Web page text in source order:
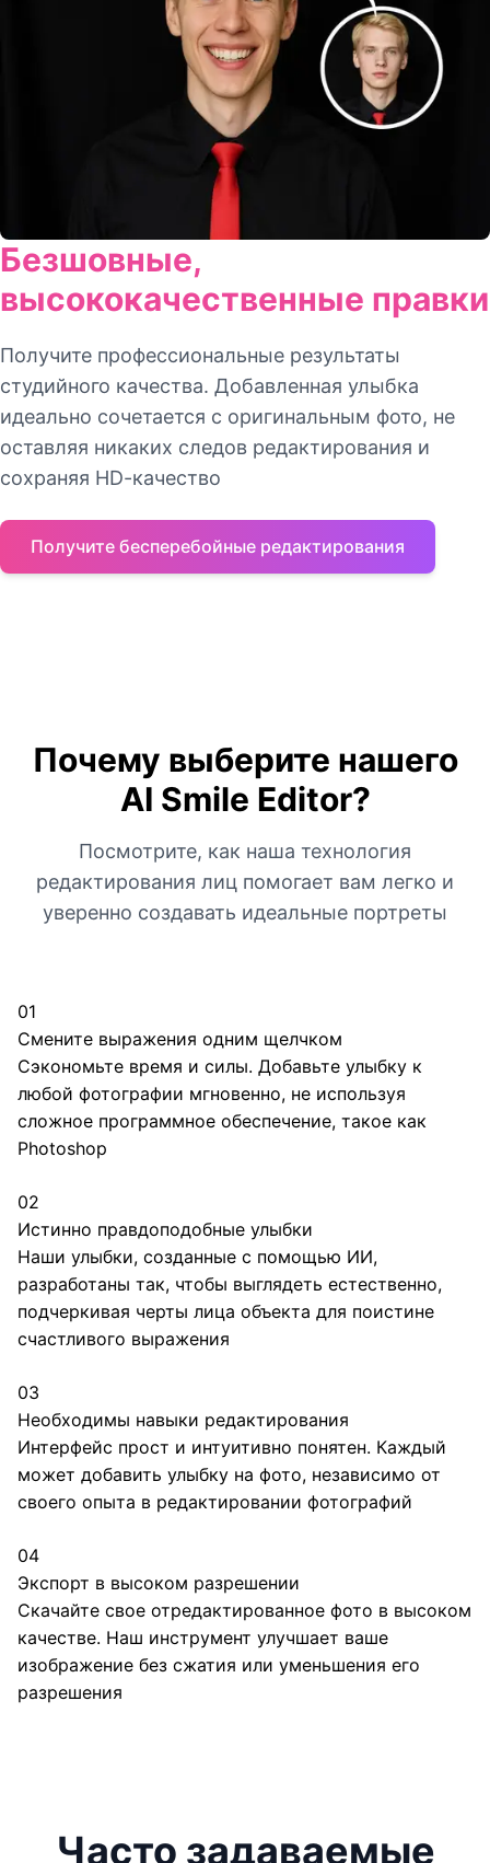
Безшовные,
высококачественные правки
Получите профессиональные результаты
студийного качества. Добавленная улыбка
идеально сочетается с оригинальным фото, не
оставляя никаких следов редактирования и
сохраняя HD-качество
Получите бесперебойные редактирования
Почему выберите нашего
AI Smile Editor?
Посмотрите, как наша технология
редактирования лиц помогает вам легко и
уверенно создавать идеальные портреты
01
Смените выражения одним щелчком
Сэкономьте время и силы. Добавьте улыбку к
любой фотографии мгновенно, не используя
сложное программное обеспечение, такое как
Photoshop
02
Истинно правдоподобные улыбки
Наши улыбки, созданные с помощью ИИ,
разработаны так, чтобы выглядеть естественно,
подчеркивая черты лица объекта для поистине
счастливого выражения
03
Необходимы навыки редактирования
Интерфейс прост и интуитивно понятен. Каждый
может добавить улыбку на фото, независимо от
своего опыта в редактировании фотографий
04
Экспорт в высоком разрешении
Скачайте свое отредактированное фото в высоком
качестве. Наш инструмент улучшает ваше
изображение без сжатия или уменьшения его
разрешения
Часто задаваемые